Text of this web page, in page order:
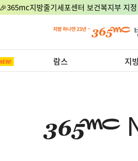
🎉365mc지방줄기세포센터 보건복지부 지
람스 지